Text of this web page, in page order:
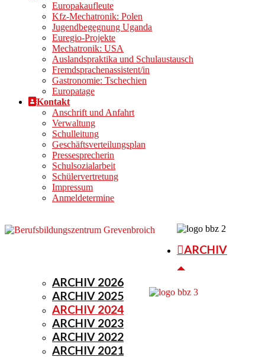
Europakaufleute
Kfz-Mechatronik: Polen
Jugendbegegnung Uganda
Euregio-Projekte
Mechatronik: USA
Auslandspraktika und Schulaustausch
Fremdsprachenassistent/in
Gastronomie: Tschechien
Europatage
Kontakt
Anschrift und Anfahrt
Verwaltung
Schulleitung
Geschäftsverteilungsplan
Pressesprecherin
Schulsozialarbeit
Schülervertretung
Impressum
Anmeldetermine
ARCHIV
ARCHIV 2026
ARCHIV 2025
ARCHIV 2024
ARCHIV 2023
ARCHIV 2022
ARCHIV 2021